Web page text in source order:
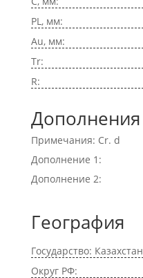
PL, мм:
Au, мм:
Tr:
R:
Дополнения
Примечания: Cr. d
Дополнение 1:
Дополнение 2:
География
Государство: Казахстан
Округ РФ: